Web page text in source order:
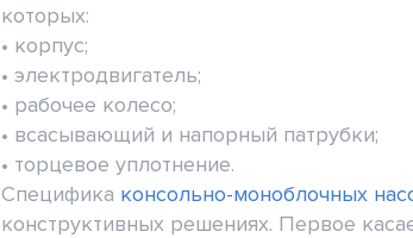
которых:
• корпус;
• электродвигатель;
• рабочее колесо;
• всасывающий и напорный патрубки;
• торцевое уплотнение.
Специфика консольно-моноблочных
конструктивных решениях. Первое